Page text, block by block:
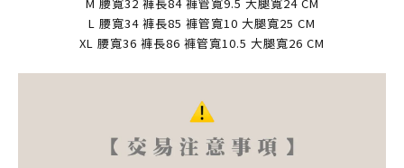
L 腰寬34 褲長85 褲管寬10 大腿寬25 CM
XL 腰寬36 褲長86 褲管寬10.5 大腿寬26 CM